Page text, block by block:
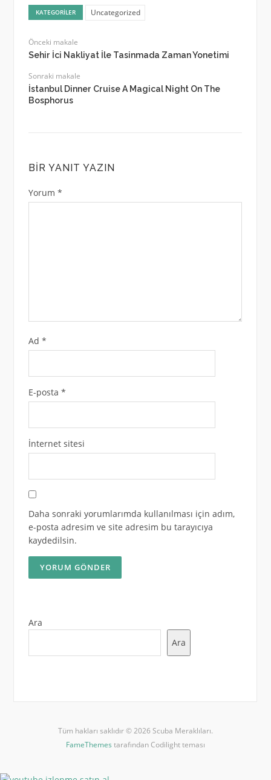
KATEGORILER Uncategorized
Önceki makale
Sehir İci Nakliyat İle Tasinmada Zaman Yonetimi
Sonraki makale
İstanbul Dinner Cruise A Magical Night On The
Bosphorus
BIR YANIT YAZIN
Yorum *
Ad *
E-posta *
İnternet sitesi
Daha sonraki yorumlarımda kullanılması için adım,
e-posta adresim ve site adresim bu tarayıcıya
kaydedilsin.
Ara
Ara
Tüm hakları saklıdır © 2026 Scuba Meraklıları.
FameThemes tarafından Codilight teması